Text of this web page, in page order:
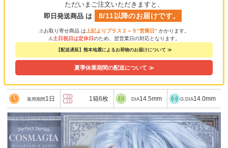
ただいまご注文いただきますと、
即日発送商品 は
8/11以降のお届けです。
⚠お取り寄せ商品 は 上記よりプラス２～５”営業日” かかります。
⚠土日祝日は定休日のため、翌営業日の対応となります。
【配送遅延】熊本地震によるお荷物のお届けについて ≫
夏季休業期間の配送について ≫
装用期間 1日 1箱6枚 DIA14.5mm G.DIA14.0mm